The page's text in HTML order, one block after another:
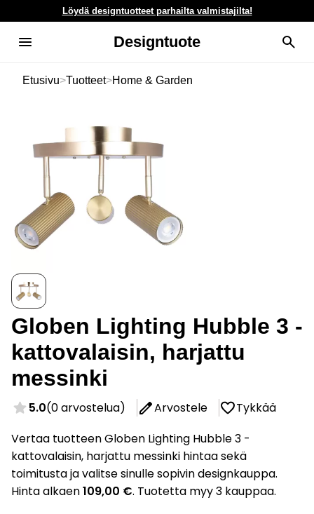
Löydä designtuotteet parhailta valmistajilta!
Designtuote
Etusivu>Tuotteet>Home & Garden
Globen Lighting Hubble 3 -
kattovalaisin, harjattu
messinki
5.0(0 arvostelua) Arvostele
Tykkää
Vertaa tuotteen Globen Lighting Hubble 3 -
kattovalaisin, harjattu messinki hintaa sekä
toimitusta ja valitse sinulle sopivin designkauppa.
Hinta alkaen109,00 €. Tuotetta myy 3 kauppaa.